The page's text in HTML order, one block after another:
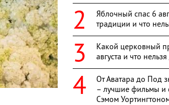
Яблочный спас 6
традиции и что
Какой церковный
августа и что
От Аватара до Под
– лучшие фильмы и
Сэмом